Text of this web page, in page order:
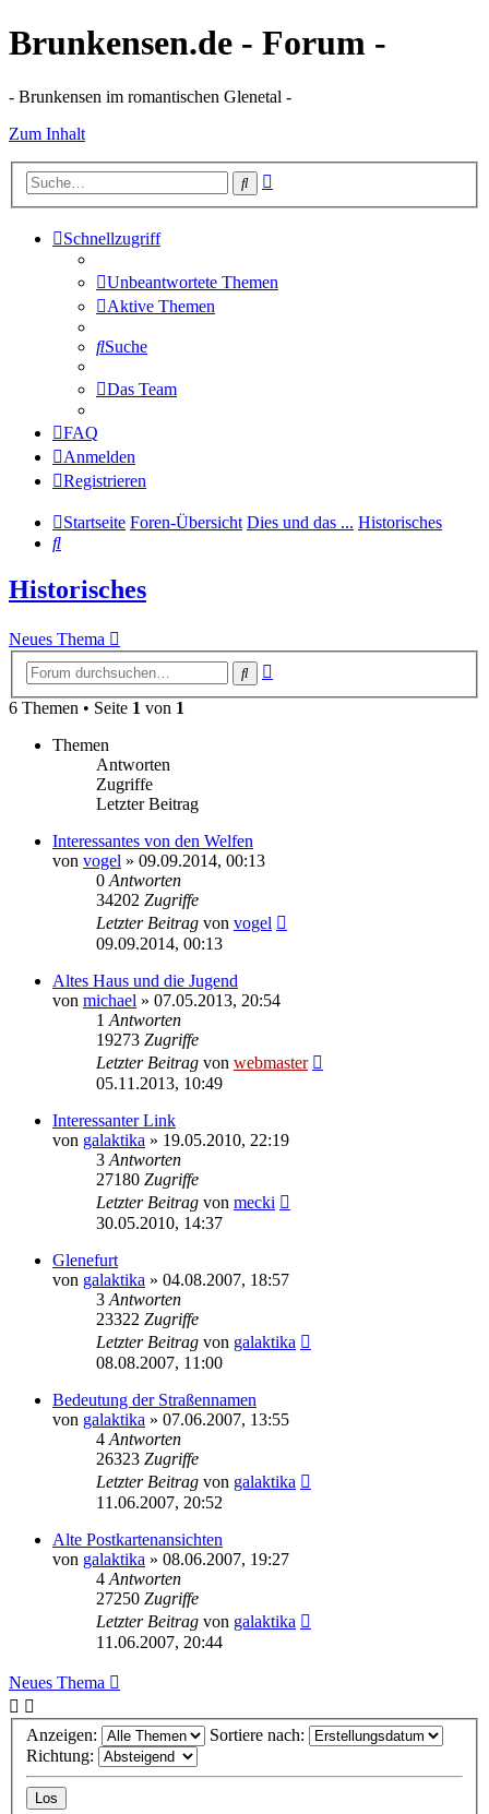
Brunkensen.de - Forum -
- Brunkensen im romantischen Glenetal -
Zum Inhalt
Suche
Schnellzugriff
Unbeantwortete Themen
Aktive Themen
Suche
Das Team
FAQ
Anmelden
Registrieren
Startseite Foren-Übersicht Dies und das ... Historisches
Suche
Historisches
Neues Thema
Suche
6 Themen • Seite 1 von 1
Themen
Antworten
Zugriffe
Letzter Beitrag
Interessantes von den Welfen
von vogel » 09.09.2014, 00:13
0 Antworten
34202 Zugriffe
Letzter Beitrag von vogel
09.09.2014, 00:13
Altes Haus und die Jugend
von michael » 07.05.2013, 20:54
1 Antworten
19273 Zugriffe
Letzter Beitrag von webmaster
05.11.2013, 10:49
Interessanter Link
von galaktika » 19.05.2010, 22:19
3 Antworten
27180 Zugriffe
Letzter Beitrag von mecki
30.05.2010, 14:37
Glenefurt
von galaktika » 04.08.2007, 18:57
3 Antworten
23322 Zugriffe
Letzter Beitrag von galaktika
08.08.2007, 11:00
Bedeutung der Straßennamen
von galaktika » 07.06.2007, 13:55
4 Antworten
26323 Zugriffe
Letzter Beitrag von galaktika
11.06.2007, 20:52
Alte Postkartenansichten
von galaktika » 08.06.2007, 19:27
4 Antworten
27250 Zugriffe
Letzter Beitrag von galaktika
11.06.2007, 20:44
Neues Thema
Anzeigen:
Sortiere nach:
Richtung: